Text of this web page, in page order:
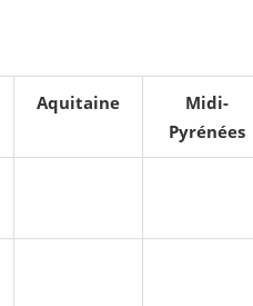
Aquitaine
Midi-
Pyrénées